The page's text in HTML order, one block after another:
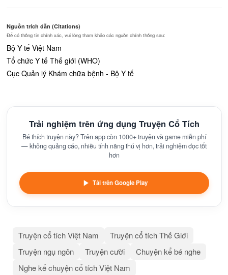
Nguồn trích dẫn (Citations)
Để có thông tin chính xác, vui lòng tham khảo các nguồn chính thống sau:
Bộ Y tế Việt Nam
Tổ chức Y tế Thế giới (WHO)
Cục Quản lý Khám chữa bệnh - Bộ Y tế
Trải nghiệm trên ứng dụng Truyện Cổ Tích
Bé thích truyện này? Trên app còn 1000+ truyện và game miễn phí
— không quảng cáo, nhiều tính năng thú vị hơn, trải nghiệm đọc tốt
hơn
Tải trên Google Play
Truyện cổ tích Việt Nam
Truyện cổ tích Thế Giới
Truyện ngụ ngôn
Truyện cười
Chuyện kể bé nghe
Nghe kể chuyện cổ tích Việt Nam